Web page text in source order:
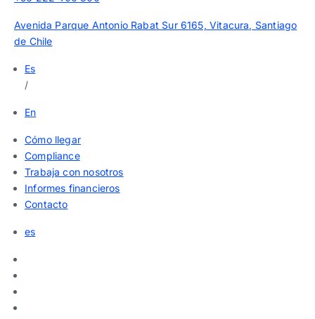
Avenida Parque Antonio Rabat Sur 6165, Vitacura, Santiago
de Chile
Es
/
En
Cómo llegar
Compliance
Trabaja con nosotros
Informes financieros
Contacto
es